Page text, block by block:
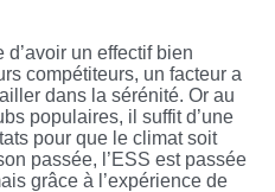
un effectif bien
compétiteurs, un facteur a
dans la sérénité. Or au
populaires, il suffit d’une
pour que le climat soit
passée, l’ESS est passée
grâce à l’expérience de